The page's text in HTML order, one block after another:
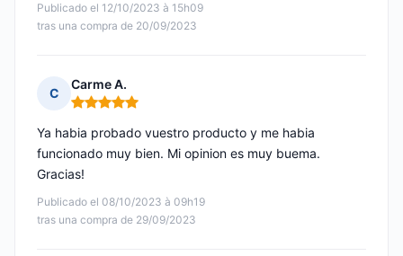
Publicado el 12/10/2023 à 15h09
tras una compra de 20/09/2023
C
Carme A.
Nota: 5 de 5
Publicado el 08/10/2023 à 09h19
tras una compra de 29/09/2023
Ya habia probado vuestro producto y me habia
funcionado muy bien. Mi opinion es muy buema.
Gracias!